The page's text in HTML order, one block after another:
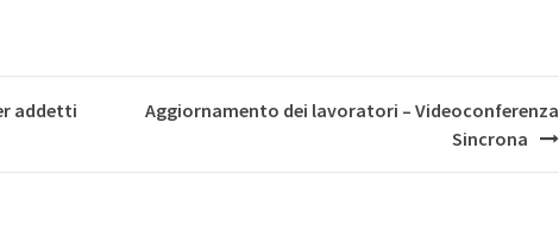
addetti
Aggiornamento dei lavoratori – Videoconferenza
Sincrona